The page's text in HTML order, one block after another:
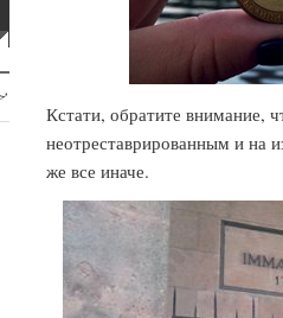
Кстати, обратите внимание,
неотреставрированным и на
же все иначе.